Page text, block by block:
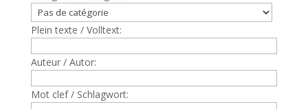
Plein texte / Volltext:
Auteur / Autor:
Mot clef / Schlagwort: